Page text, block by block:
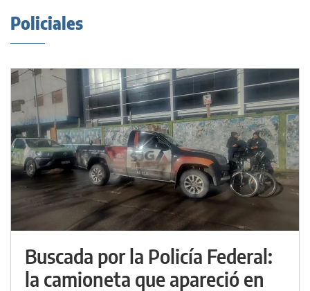
Policiales
Buscada por la Policía Federal:
la camioneta que apareció en